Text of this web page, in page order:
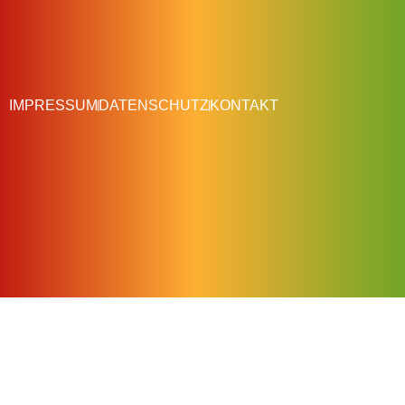
IMPRESSUM DATENSCHUTZ KONTAKT